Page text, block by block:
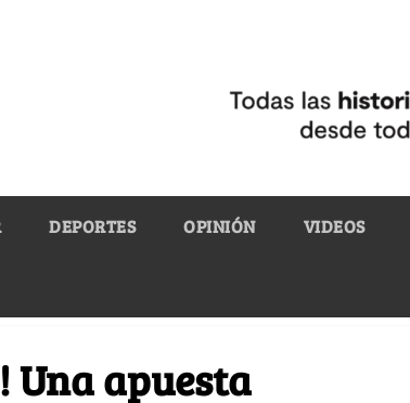
DEPORTES OPINIÓN VIDEOS
Una apuesta